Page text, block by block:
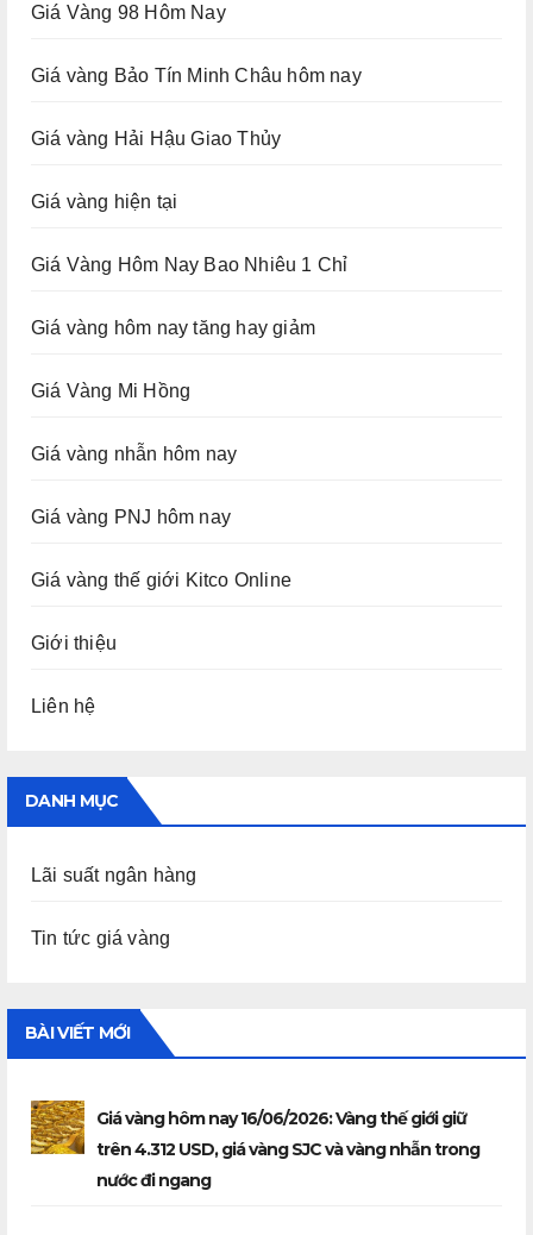
Giá Vàng 98 Hôm Nay
Giá vàng Bảo Tín Minh Châu hôm nay
Giá vàng Hải Hậu Giao Thủy
Giá vàng hiện tại
Giá Vàng Hôm Nay Bao Nhiêu 1 Chỉ
Giá vàng hôm nay tăng hay giảm
Giá Vàng Mi Hồng
Giá vàng nhẫn hôm nay
Giá vàng PNJ hôm nay
Giá vàng thế giới Kitco Online
Giới thiệu
Liên hệ
DANH MỤC
Lãi suất ngân hàng
Tin tức giá vàng
BÀI VIẾT MỚI
Giá vàng hôm nay 16/06/2026: Vàng thế giới giữ
trên 4.312 USD, giá vàng SJC và vàng nhẫn trong
nước đi ngang